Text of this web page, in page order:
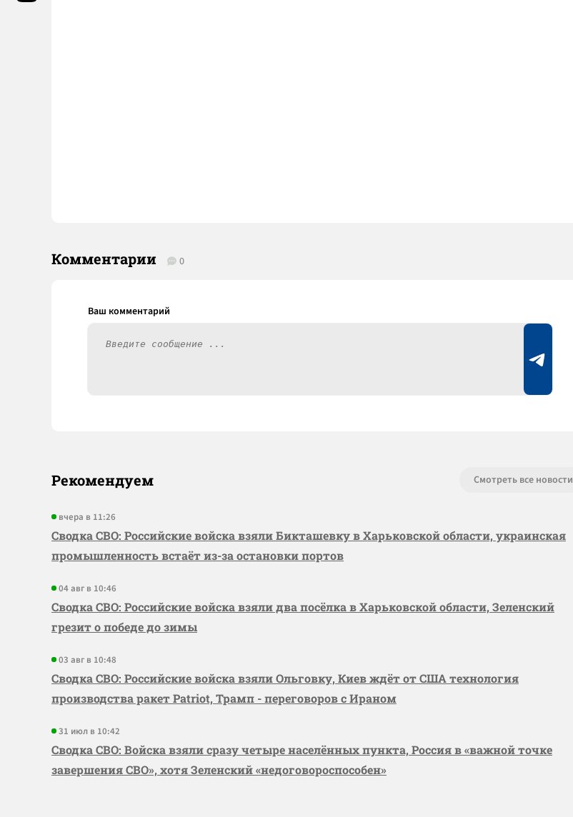
Комментарии 0
Рекомендуем Смотреть все новости
вчера в 11:26
Сводка СВО: Российские войска взяли Бикташевку в Харьковской области, украинская
промышленность встаёт из-за остановки портов
04 авг в 10:46
Сводка СВО: Российские войска взяли два посёлка в Харьковской области, Зеленский
грезит о победе до зимы
03 авг в 10:48
Сводка СВО: Российские войска взяли Ольговку, Киев ждёт от США технология
производства ракет Patriot, Трамп - переговоров с Ираном
31 июл в 10:42
Сводка СВО: Войска взяли сразу четыре населённых пункта, Россия в «важной точке
завершения СВО», хотя Зеленский «недоговороспособен»